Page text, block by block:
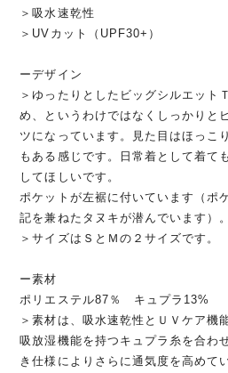
＞吸水速乾性
＞UVカット（UPF30+）
ーデザイン
＞ゆったりとしたビッグシルエット
め、というわけではなくしっかりと
ツになっています。見た目はほっこ
もある感じです。日常着として着て
してほしいです。
ポケットが左裾に付いています（ポ
記を兼ねたタヌキが潜んでいます）。
＞サイズはＳとＭの２サイズです。
ー素材
ポリエステル87％ キュプラ13%
＞素材は、吸水速乾性とＵＶケア機
吸放湿機能を持つキュプラ糸を合わ
き仕様によりさらに通気度を高めて